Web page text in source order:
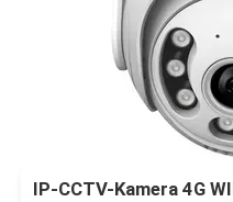
IP-CCTV-Kamera 4G